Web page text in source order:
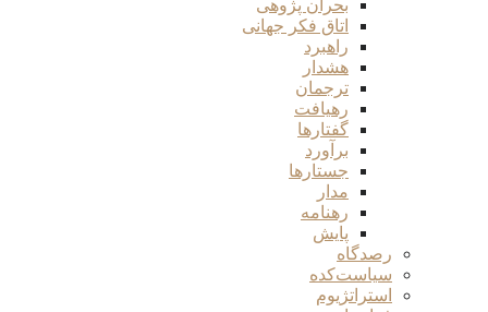
بحران پژوهی
اتاق فکر جهانی
راهبرد
هشدار
ترجمان
رهیافت
گفتارها
برآورد
جستارها
مدار
رهنامه
پایش
رصدگاه
سیاست‌کده
استراتژیوم